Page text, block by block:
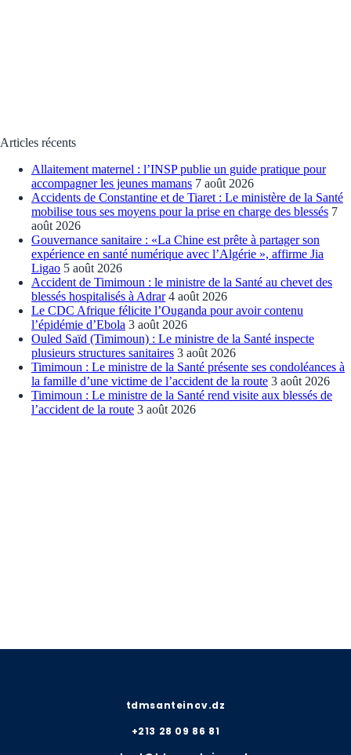
Articles récents
Allaitement maternel : l’INSP publie un guide pratique pour
accompagner les jeunes mamans 7 août 2026
Accidents de Constantine et de Tiaret : Le ministère de la Santé
mobilise tous ses moyens pour la prise en charge des blessés 7
août 2026
Gouvernance sanitaire : «La Chine est prête à partager son
expérience en santé numérique avec l’Algérie », affirme Jia
Ligao 5 août 2026
Accident de Timimoun : le ministre de la Santé au chevet des
blessés hospitalisés à Adrar 4 août 2026
Le CDC Afrique félicite l’Ouganda pour avoir contenu
l’épidémie d’Ebola 3 août 2026
Ouled Saïd (Timimoun) : Le ministre de la Santé inspecte
plusieurs structures sanitaires 3 août 2026
Timimoun : Le ministre de la Santé présente ses condoléances à
la famille d’une victime de l’accident de la route 3 août 2026
Timimoun : Le ministre de la Santé rend visite aux blessés de
l’accident de la route 3 août 2026
tdmsanteinov.dz
+213 28 09 86 81